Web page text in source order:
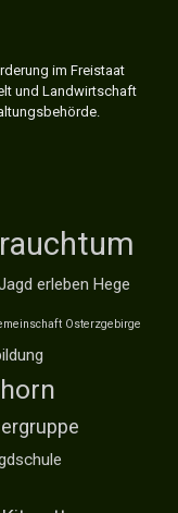
im Freistaat
und Landwirtschaft
erleben Hege
Osterzgebirge